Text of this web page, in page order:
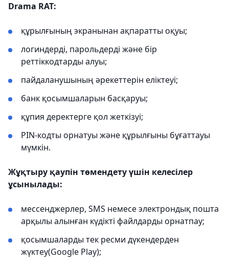
Drama RAT:
құрылғының экранынан ақпаратты оқуы;
логиндерді, парольдерді және бір
реттіккодтарды алуы;
пайдаланушының әрекеттерін еліктеуі;
банк қосымшаларын басқаруы;
құпия деректерге қол жеткізуі;
PIN-кодты орнатуы және құрылғыны бұғаттауы
мүмкін.
Жұқтыру қаупін төмендету үшін келесілер
ұсынылады:
мессенджерлер, SMS немесе электрондық пошта
арқылы алынған күдікті файлдарды орнатпау;
қосымшаларды тек ресми дүкендерден
жүктеу(Google Play);